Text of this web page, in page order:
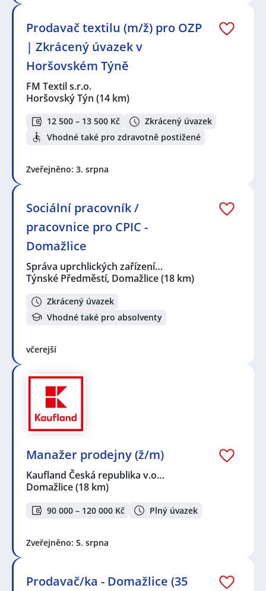
Prodavač textilu (m/ž) pro OZP
| Zkrácený úvazek v
Horšovském Týně
FM Textil s.r.o.
Horšovský Týn (14 km)
12 500 – 13 500 Kč
Zkrácený úvazek
Vhodné také pro zdravotně postižené
Zveřejněno: 3. srpna
Sociální pracovník /
pracovnice pro CPIC -
Domažlice
Správa uprchlických zařízení…
Týnské Předměstí, Domažlice(18 km)
Zkrácený úvazek
Vhodné také pro absolventy
včerejší
Manažer prodejny (ž/m)
Kaufland Česká republika v.o…
Domažlice(18 km)
90 000 – 120 000 Kč Plný úvazek
Zveřejněno: 5. srpna
Prodavač/ka - Domažlice (35